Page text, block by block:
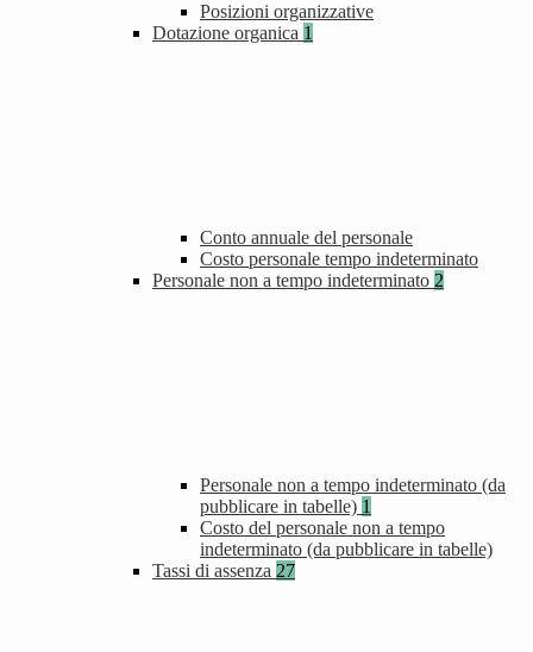
Posizioni organizzative
Dotazione organica 1
Conto annuale del personale
Costo personale tempo indeterminato
Personale non a tempo indeterminato 2
Personale non a tempo indeterminato (da
pubblicare in tabelle) 1
Costo del personale non a tempo
indeterminato (da pubblicare in tabelle)
Tassi di assenza 27